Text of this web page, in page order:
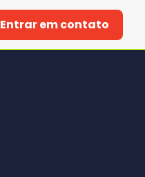
Entrar em contato